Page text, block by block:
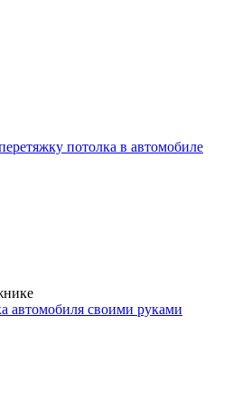
потолка в автомобиле
автомобиля своими руками